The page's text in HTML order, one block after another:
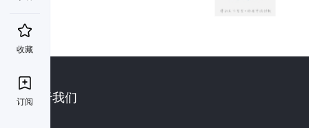
收藏
订阅关于我们